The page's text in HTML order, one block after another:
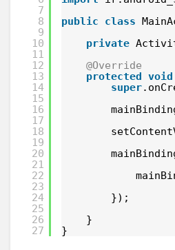
7
8
9
10
11
12
13
14
15
16
17
18
19
20
21
22
23
24
25
26
27
public
class
private
@Override
protected
void
super
});
}
}